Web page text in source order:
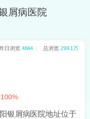
屑病医院
日浏览 4844 总浏览 299.1万
100%
银屑病医院地址位于